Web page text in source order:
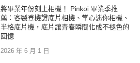
將畢業年份刻上相機！ Pinkoi 畢業季推
薦：客製登機證底片相機、掌心迷你相機、
半格底片機，底片讓青春瞬間化成不褪色的
回憶
2026 年 6 月 1 日